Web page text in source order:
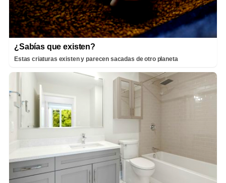
¿Sabías que existen?
Estas criaturas existen y parecen sacadas de otro planeta